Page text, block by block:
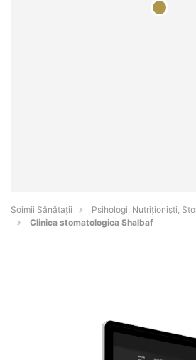
Şoimii Sănătații
Psihologi, Nutriționiști,
Clinica stomatologica Shalbaf